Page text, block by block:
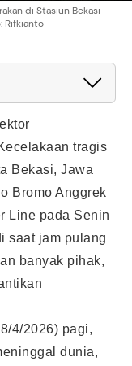
di Stasiun Bekasi
Rifkianto
tragis
Bekasi, Jawa
Bromo Anggrek
Line pada Senin
saat jam pulang
banyak pihak,
4/2026) pagi,
dunia,